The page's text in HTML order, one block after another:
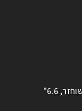
סמסונג Galaxy A42 5G משוחזר, 6.6"